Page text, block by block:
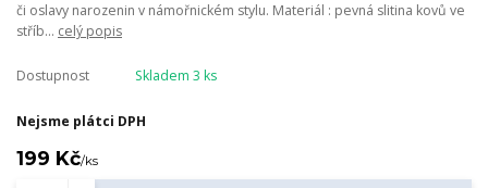
či oslavy narozenin v námořnickém stylu. Materiál : pevná slitina kovů ve
stříb... celý popis
Dostupnost Skladem 3 ks
Nejsme plátci DPH
199 Kč/ks